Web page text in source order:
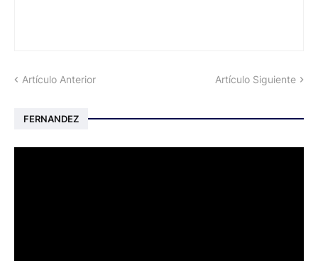
Artículo Anterior Artículo Siguiente
FERNANDEZ